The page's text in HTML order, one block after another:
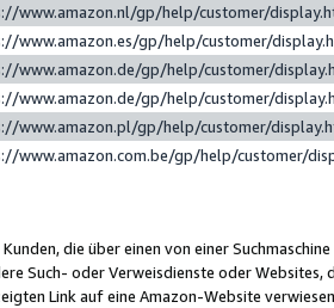
www.amazon.nl/gp/help/customer/
www.amazon.es/gp/help/customer/
www.amazon.de/gp/help/customer/
www.amazon.de/gp/help/customer/
www.amazon.pl/gp/help/customer/
www.amazon.com.be/gp/help/customer/
die über einen von einer
Such- oder Verweisdienste oder Websites,
Link auf eine Amazon-Website